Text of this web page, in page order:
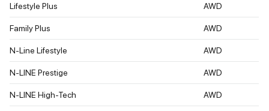
Lifestyle Plus AWD
Family Plus AWD
N-Line Lifestyle AWD
N-LINE Prestige AWD
N-LINE High-Tech AWD